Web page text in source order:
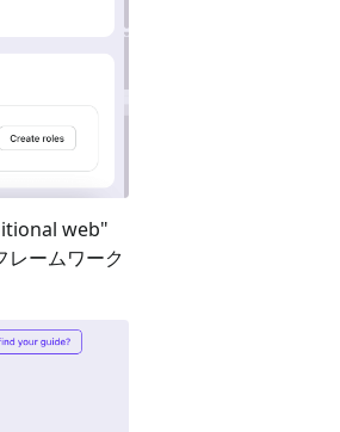
web"
レームワーク